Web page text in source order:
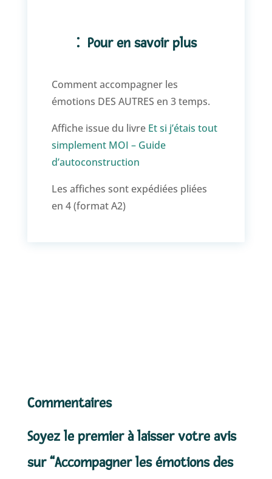
Pour en savoir plus
Comment accompagner les
émotions DES AUTRES en 3 temps.
Affiche issue du livre Et si j’étais tout
simplement MOI – Guide
d’autoconstruction
Les affiches sont expédiées pliées
en 4 (format A2)
Commentaires
Soyez le premier à laisser votre avis
sur “Accompagner les émotions des